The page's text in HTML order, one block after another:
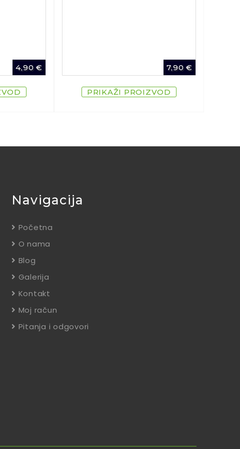
4,90€ 7,90€
PRIKAŽI PROIZVOD
Navigacija
Početna
O nama
Blog
Galerija
Kontakt
Moj račun
Pitanja i odgovori